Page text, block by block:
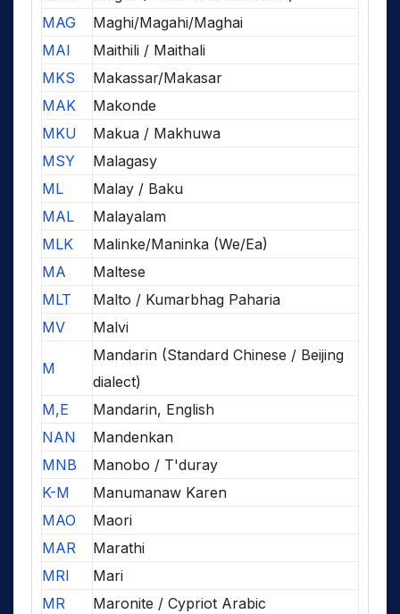
MAG
Maghi/Magahi/Maghai
MAI
Maithili / Maithali
MKS
Makassar/Makasar
MAK
Makonde
MKU
Makua / Makhuwa
MSY
Malagasy
ML
Malay / Baku
MAL
Malayalam
MLK
Malinke/Maninka (We/Ea)
MA
Maltese
MLT
Malto / Kumarbhag Paharia
MV
Malvi
M
Mandarin (Standard Chinese / Beijing
dialect)
M,E
Mandarin, English
NAN
Mandenkan
MNB
Manobo / T'duray
K-M
Manumanaw Karen
MAO
Maori
MAR
Marathi
MRI
Mari
MR
Maronite / Cypriot Arabic